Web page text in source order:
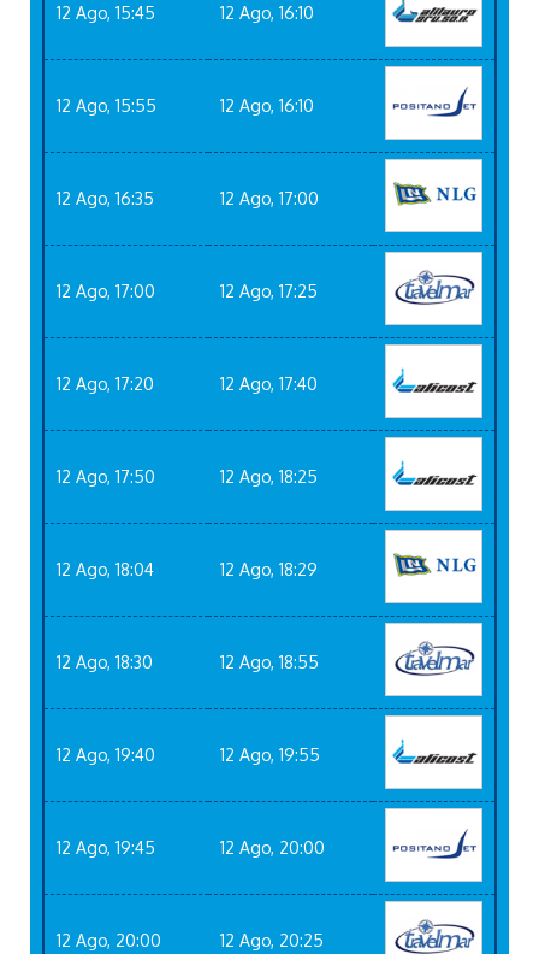
12 Ago, 15:45 12 Ago, 16:10
12 Ago, 15:55 12 Ago, 16:10
12 Ago, 16:35 12 Ago, 17:00
12 Ago, 17:00 12 Ago, 17:25
12 Ago, 17:20 12 Ago, 17:40
12 Ago, 17:50 12 Ago, 18:25
12 Ago, 18:04 12 Ago, 18:29
12 Ago, 18:30 12 Ago, 18:55
12 Ago, 19:40 12 Ago, 19:55
12 Ago, 19:45 12 Ago, 20:00
12 Ago, 20:00 12 Ago, 20:25